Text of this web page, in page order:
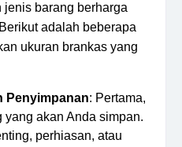
jenis barang berharga
adalah beberapa
ukuran brankas yang
Penyimpanan: Pertama,
akan Anda simpan.
perhiasan, atau